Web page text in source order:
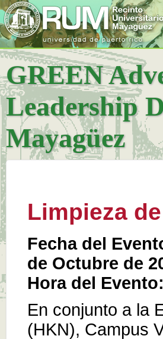
GREEN
Leadership
Mayagüez
Limpieza
Fecha del
de Octubre de
Hora del
En conjunto a la
(HKN), Campus